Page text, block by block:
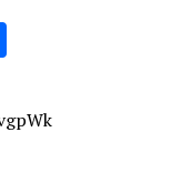
共